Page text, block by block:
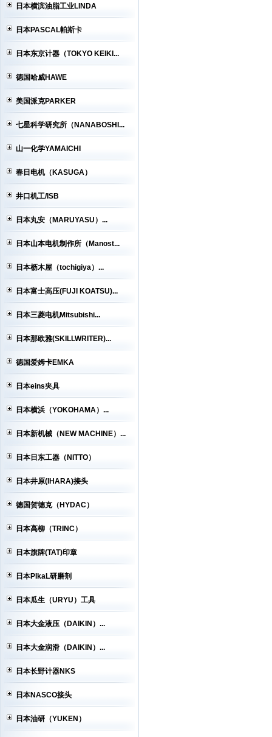
日本横滨油脂工业LINDA
日本PASCAL帕斯卡
日本东京计器（TOKYO KEIKI...
德国哈威HAWE
美国派克PARKER
七星科学研究所（NANABOSHI...
山一化学YAMAICHI
春日电机（KASUGA）
井口机工/ISB
日本丸安（MARUYASU）...
日本山本电机制作所（Manost...
日本枥木屋（tochigiya）...
日本富士高压(FUJI KOATSU)...
日本三菱电机Mitsubishi...
日本那欧雅(SKILLWRITER)...
德国爱姆卡EMKA
日本eins夹具
日本横浜（YOKOHAMA）...
日本新机械（NEW MACHINE）...
日本日东工器（NITTO）
日本井原(IHARA)接头
德国贺德克（HYDAC）
日本高柳（TRINC）
日本旗牌(TAT)印章
日本PIkaL研磨剂
日本瓜生（URYU）工具
日本大金液压（DAIKIN）...
日本大金润滑（DAIKIN）...
日本长野计器NKS
日本NASCO接头
日本油研（YUKEN）